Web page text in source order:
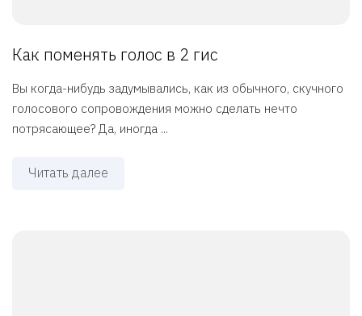
Как поменять голос в 2 гис
Вы когда-нибудь задумывались, как из обычного, скучного
голосового сопровождения можно сделать нечто
потрясающее? Да, иногда ...
Читать далее